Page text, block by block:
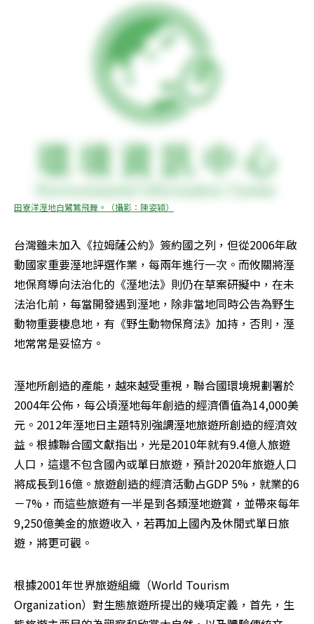
田寮洋溼地白鷺鷥飛舞。（攝影：陳姿穎）
台灣雖未加入《拉姆薩公約》簽約國之列，但從2006年啟
動國家重要溼地評選作業，每兩年進行一次。而攸關將溼
地保育導向法治化的《溼地法》則仍在草案研擬中，在未
法治化前，每當開發遇到溼地，除非當地同時公告為野生
動物重要棲息地，有《野生動物保育法》加持，否則，溼
地常常是妥協方。
溼地所創造的產能，越來越受重視，聯合國環境規劃署於
2004年公佈，每公頃溼地每年創造的經濟價值為14,000美
元。2012年溼地日主題特別強調溼地旅遊所創造的經濟效
益。根據聯合國文獻指出，光是2010年就有9.4億人旅遊
人口，這還不包含國內或單日旅遊，預計2020年旅遊人口
將成長到16億。旅遊創造的經濟活動占GDP 5%，就業的6
－7%，而這些旅遊有一半是到各類溼地遊賞，並帶來每年
9,250億美金的旅遊收入，若再加上國內及休閒式單日旅
遊，將更可觀。
根據2001年世界旅遊組織（World Tourism
Organization）對生態旅遊所提出的幾項定義，首先，生